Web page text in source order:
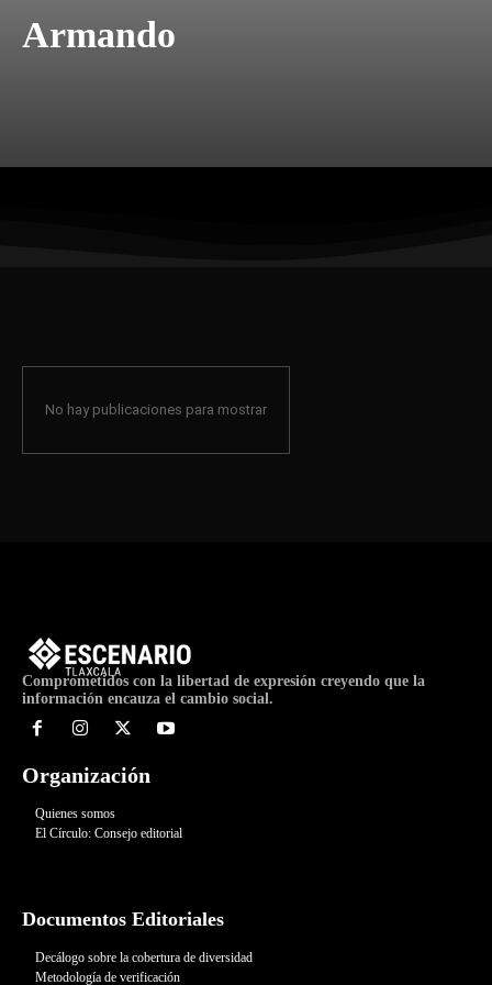
Armando
No hay publicaciones para mostrar
Comprometidos con la libertad de expresión creyendo que la
información encauza el cambio social.
Organización
Quienes somos
El Círculo: Consejo editorial
Documentos Editoriales
Decálogo sobre la cobertura de diversidad
Metodología de verificación